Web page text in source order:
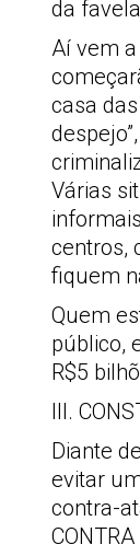
da
Aí vem
casa
Várias
centros,
fiquem
Quem
público,
R$5
III.
Diante
evitar
contra-